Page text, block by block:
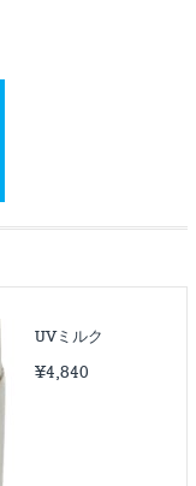
UVミルク
¥4,840